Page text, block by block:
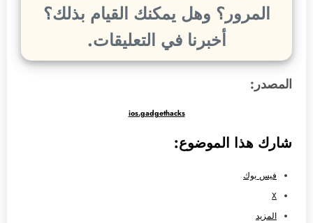
المرور؟ وهل يمكنك القيام بذلك؟
أخبرنا في التعليقات.
المصدر:
ios.gadgethacks
شارك هذا الموضوع:
فيس بوك
X
المزيد